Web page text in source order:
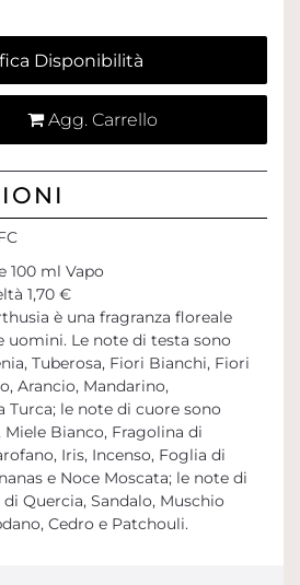
Disponibilità
Agg. Carrello
100 ml Vapo
1,70 €
è una fragranza floreale
uomini. Le note di testa sono
Tuberosa, Fiori Bianchi, Fiori
Arancio, Mandarino,
Turca; le note di cuore sono
Bianco, Fragolina di
Iris, Incenso, Foglia di
e Noce Moscata; le note di
Quercia, Sandalo, Muschio
Cedro e Patchouli.